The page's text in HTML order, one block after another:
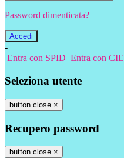
Password dimenticata?
-
Entra con SPID Entra con CIE
Seleziona utente
button close ×
Recupero password
button close ×